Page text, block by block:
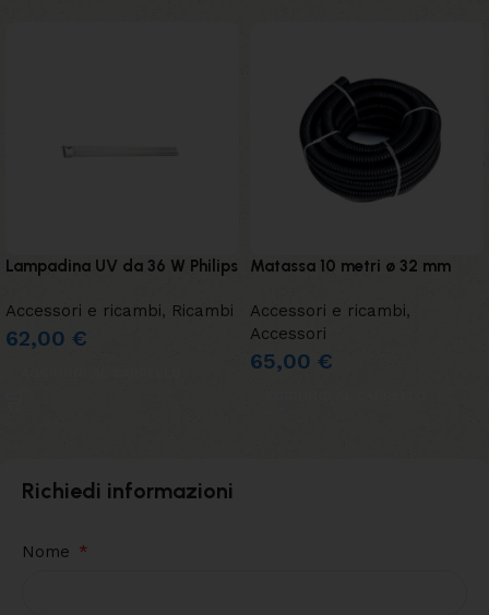
Lampadina UV da 36 W Philips
Accessori e ricambi, Ricambi
62,00 €
Matassa 10 metri ø 32 mm
Accessori e ricambi,
Accessori
65,00 €
Richiedi informazioni
Nome